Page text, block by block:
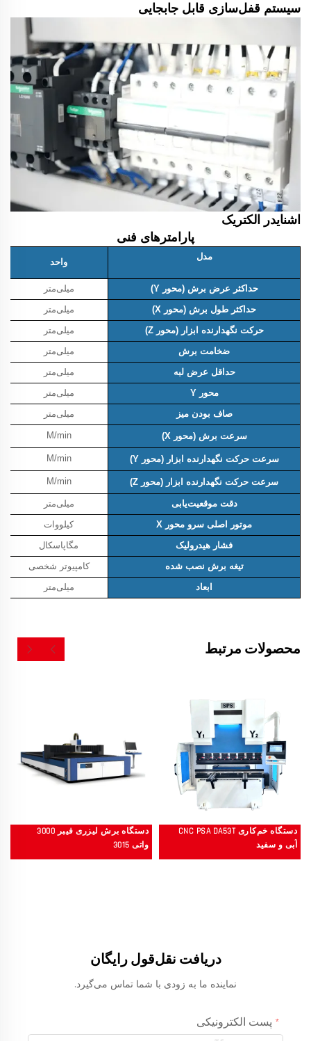
سیستم قفل‌سازی قابل جابجایی
اشنایدر الکتریک
پارامترهای فنی
مدل
واحد
حداکثر عرض برش (محور Y)
میلی‌متر
حداکثر طول برش (محور X)
میلی‌متر
حرکت نگهدارنده ابزار (محور Z)
میلی‌متر
ضخامت برش
میلی‌متر
حداقل عرض لبه
میلی‌متر
محور Y
میلی‌متر
صاف بودن میز
میلی‌متر
سرعت برش (محور X) M/min
سرعت حرکت نگهدارنده ابزار (محور Y) M/min
سرعت حرکت نگهدارنده ابزار (محور Z) M/min
دقت موقعیت‌یابی
میلی‌متر
موتور اصلی سرو محور X
کیلووات
فشار هیدرولیک
مگاپاسکال
تیغه برش نصب شده
کامپیوتر شخصی
ابعاد
میلی‌متر
محصولات مرتبط
دستگاه خم‌کاری CNC PSA DA53T
آبی و سفید
دستگاه برش لیزری فیبر 3000
واتی 3015
دریافت نقل‌قول رایگان
نماینده ما به زودی با شما تماس می‌گیرد.
پست الکترونیکی